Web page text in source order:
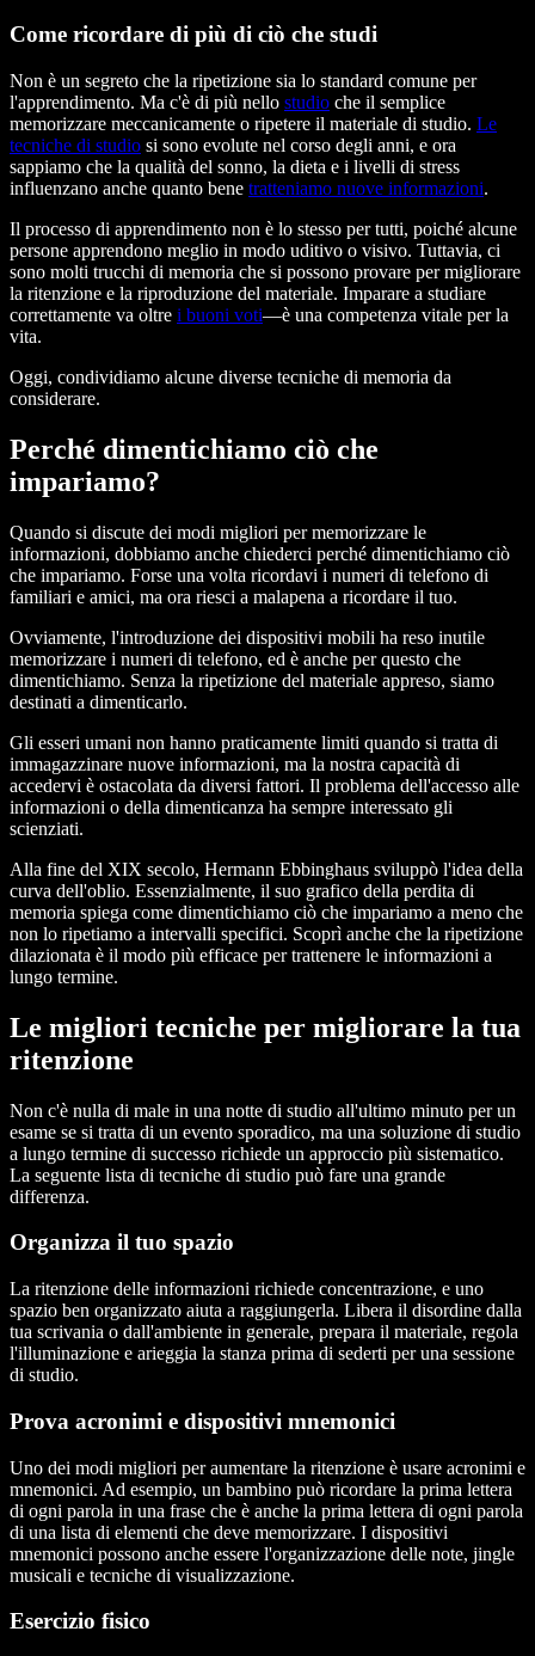
Come ricordare di più di ciò che studi
Non è un segreto che la ripetizione sia lo standard comune per
l'apprendimento. Ma c'è di più nello studio che il semplice
memorizzare meccanicamente o ripetere il materiale di studio. Le
tecniche di studio si sono evolute nel corso degli anni, e ora
sappiamo che la qualità del sonno, la dieta e i livelli di stress
influenzano anche quanto bene tratteniamo nuove informazioni.
Il processo di apprendimento non è lo stesso per tutti, poiché alcune
persone apprendono meglio in modo uditivo o visivo. Tuttavia, ci
sono molti trucchi di memoria che si possono provare per migliorare
la ritenzione e la riproduzione del materiale. Imparare a studiare
correttamente va oltre i buoni voti—è una competenza vitale per la
vita.
Oggi, condividiamo alcune diverse tecniche di memoria da
considerare.
Perché dimentichiamo ciò che
impariamo?
Quando si discute dei modi migliori per memorizzare le
informazioni, dobbiamo anche chiederci perché dimentichiamo ciò
che impariamo. Forse una volta ricordavi i numeri di telefono di
familiari e amici, ma ora riesci a malapena a ricordare il tuo.
Ovviamente, l'introduzione dei dispositivi mobili ha reso inutile
memorizzare i numeri di telefono, ed è anche per questo che
dimentichiamo. Senza la ripetizione del materiale appreso, siamo
destinati a dimenticarlo.
Gli esseri umani non hanno praticamente limiti quando si tratta di
immagazzinare nuove informazioni, ma la nostra capacità di
accedervi è ostacolata da diversi fattori. Il problema dell'accesso alle
informazioni o della dimenticanza ha sempre interessato gli
scienziati.
Alla fine del XIX secolo, Hermann Ebbinghaus sviluppò l'idea della
curva dell'oblio. Essenzialmente, il suo grafico della perdita di
memoria spiega come dimentichiamo ciò che impariamo a meno che
non lo ripetiamo a intervalli specifici. Scoprì anche che la ripetizione
dilazionata è il modo più efficace per trattenere le informazioni a
lungo termine.
Le migliori tecniche per migliorare la tua
ritenzione
Non c'è nulla di male in una notte di studio all'ultimo minuto per un
esame se si tratta di un evento sporadico, ma una soluzione di studio
a lungo termine di successo richiede un approccio più sistematico.
La seguente lista di tecniche di studio può fare una grande
differenza.
Organizza il tuo spazio
La ritenzione delle informazioni richiede concentrazione, e uno
spazio ben organizzato aiuta a raggiungerla. Libera il disordine dalla
tua scrivania o dall'ambiente in generale, prepara il materiale, regola
l'illuminazione e arieggia la stanza prima di sederti per una sessione
di studio.
Prova acronimi e dispositivi mnemonici
Uno dei modi migliori per aumentare la ritenzione è usare acronimi e
mnemonici. Ad esempio, un bambino può ricordare la prima lettera
di ogni parola in una frase che è anche la prima lettera di ogni parola
di una lista di elementi che deve memorizzare. I dispositivi
mnemonici possono anche essere l'organizzazione delle note, jingle
musicali e tecniche di visualizzazione.
Esercizio fisico